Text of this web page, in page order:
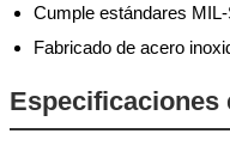
Cumple estándares
Fabricado de acero
Especificaciones